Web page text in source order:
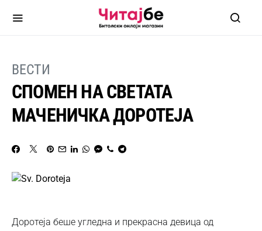
ВЕСТИ
СПОМЕН НА СВЕТАТА
МАЧЕНИЧКА ДОРОТЕЈА
Доротеја беше угледна и прекрасна девица од